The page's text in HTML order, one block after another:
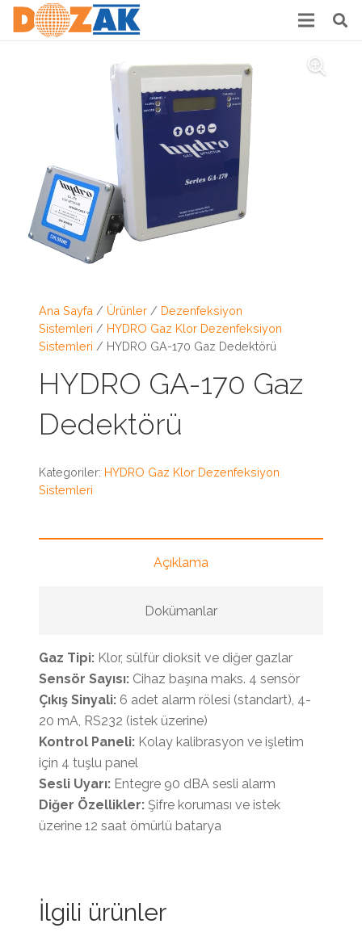
Ana Sayfa / Ürünler / Dezenfeksiyon
Sistemleri / HYDRO Gaz Klor Dezenfeksiyon
Sistemleri / HYDRO GA-170 Gaz Dedektörü
HYDRO GA-170 Gaz
Dedektörü
Kategoriler: HYDRO Gaz Klor Dezenfeksiyon
Sistemleri
Açıklama
Dokümanlar
Gaz Tipi: Klor, sülfür dioksit ve diğer gazlar
Sensör Sayısı: Cihaz başına maks. 4 sensör
Çıkış Sinyali: 6 adet alarm rölesi (standart), 4-
20 mA, RS232 (istek üzerine)
Kontrol Paneli: Kolay kalibrasyon ve işletim
için 4 tuşlu panel
Sesli Uyarı: Entegre 90 dBA sesli alarm
Diğer Özellikler: Şifre koruması ve istek
üzerine 12 saat ömürlü batarya
İlgili ürünler